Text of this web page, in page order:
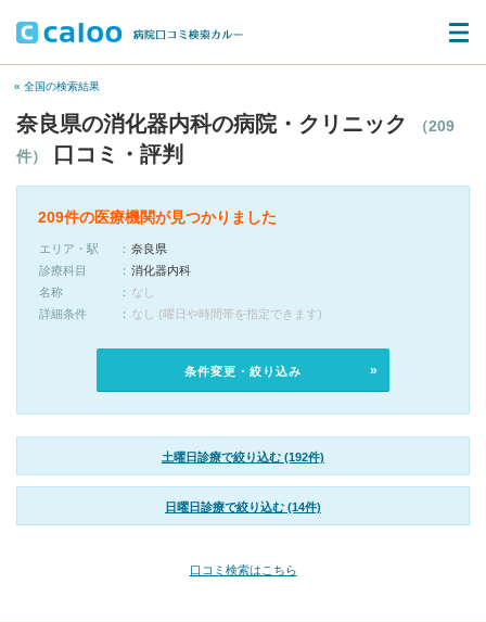
« 全国の検索結果
奈良県の消化器内科の病院・クリニック
（209
件）
口コミ・評判
209件の医療機関が見つかりました
エリア・駅
奈良県
診療科目
消化器内科
名称
なし
詳細条件
なし (曜日や時間帯を指定できます)
条件変更・絞り込み
土曜日診療で絞り込む (192件)
日曜日診療で絞り込む (14件)
口コミ検索はこちら